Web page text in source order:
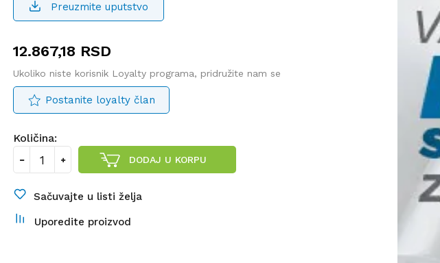
Preuzmite uputstvo
12.867,18 RSD
Ukoliko niste korisnik Loyalty programa, pridružite nam se
Postanite loyalty član
Količina:
DODAJ U KORPU
Sačuvajte u listi želja
Uporedite proizvod